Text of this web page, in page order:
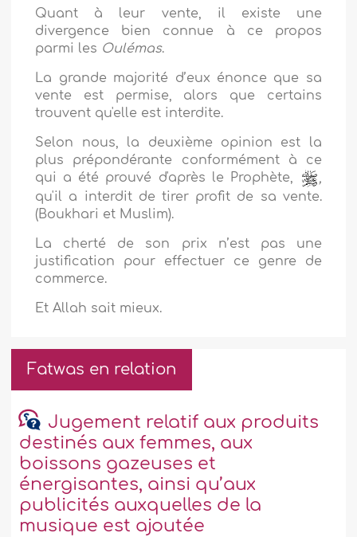
Quant à leur vente, il existe une
divergence bien connue à ce propos
parmi les Oulémas.
La grande majorité d’eux énonce que sa
vente est permise, alors que certains
trouvent qu'elle est interdite.
Selon nous, la deuxième opinion est la
plus prépondérante conformément à ce
qui a été prouvé d'après le Prophète,
,
qu'il a interdit de tirer profit de sa vente.
(Boukhari et Muslim).
La cherté de son prix n’est pas une
justification pour effectuer ce genre de
commerce.
Et Allah sait mieux.
Fatwas en relation
Jugement relatif aux produits
destinés aux femmes, aux
boissons gazeuses et
énergisantes, ainsi qu’aux
publicités auxquelles de la
musique est ajoutée